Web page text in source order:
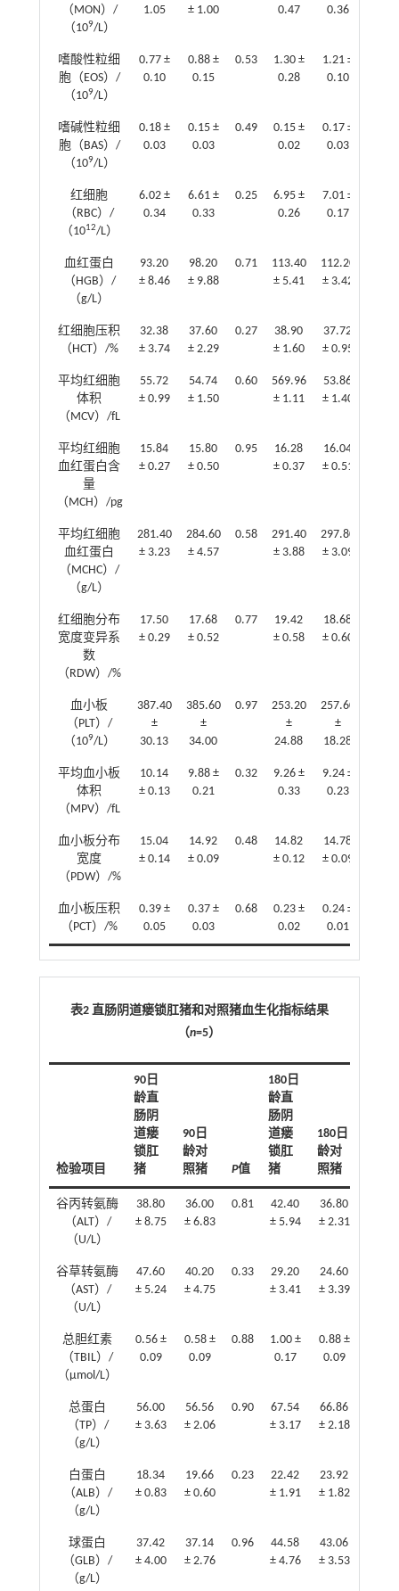
（MON）/
（109/L）
1.05 ± 1.00 0.47 0.36
嗜酸性粒细
胞（EOS）/
（109/L）
0.77 ±
0.10
0.88 ±
0.15
0.53
1.30 ±
0.28
1.21 ±
0.10
嗜碱性粒细
胞（BAS）/
（109/L）
0.18 ±
0.03
0.15 ±
0.03
0.49
0.15 ±
0.02
0.17 ±
0.03
红细胞
（RBC）/
（1012/L）
6.02 ±
0.34
6.61 ±
0.33
0.25
6.95 ±
0.26
7.01 ±
0.17
血红蛋白
（HGB）/
（g/L）
93.20
± 8.46
98.20
± 9.88
0.71
113.40
± 5.41
112.20
± 3.42
红细胞压积
（HCT）/%
32.38
± 3.74
37.60
± 2.29
0.27
38.90
± 1.60
37.72
± 0.95
平均红细胞
体积
（MCV）/fL
55.72
± 0.99
54.74
± 1.50
0.60
569.96
± 1.11
53.86
± 1.40
平均红细胞
血红蛋白含
量
（MCH）/pg
15.84
± 0.27
15.80
± 0.50
0.95
16.28
± 0.37
16.04
± 0.51
平均红细胞
血红蛋白
（MCHC）/
（g/L）
281.40
± 3.23
284.60
± 4.57
0.58
291.40
± 3.88
297.80
± 3.09
红细胞分布
宽度变异系
数
（RDW）/%
17.50
± 0.29
17.68
± 0.52
0.77
19.42
± 0.58
18.68
± 0.60
血小板
（PLT）/
（109/L）
387.40
±
30.13
385.60
±
34.00
0.97
253.20
±
24.88
257.60
±
18.28
平均血小板
体积
（MPV）/fL
10.14
± 0.13
9.88 ±
0.21
0.32
9.26 ±
0.33
9.24 ±
0.23
血小板分布
宽度
（PDW）/%
15.04
± 0.14
14.92
± 0.09
0.48
14.82
± 0.12
14.78
± 0.09
血小板压积
（PCT）/%
0.39 ±
0.05
0.37 ±
0.03
0.68
0.23 ±
0.02
0.24 ±
0.01
表2 直肠阴道瘘锁肛猪和对照猪血生化指标结果
（n=5）
检验项目
90日
龄直
肠阴
道瘘
锁肛
猪
90日
龄对
照猪
P值
180日
龄直
肠阴
道瘘
锁肛
猪
180日
龄对
照猪
谷丙转氨酶
（ALT）/
（U/L）
38.80
± 8.75
36.00
± 6.83
0.81
42.40
± 5.94
36.80
± 2.31
谷草转氨酶
（AST）/
（U/L）
47.60
± 5.24
40.20
± 4.75
0.33
29.20
± 3.41
24.60
± 3.39
总胆红素
（TBIL）/
（ μmol/L）
0.56 ±
0.09
0.58 ±
0.09
0.88
1.00 ±
0.17
0.88 ±
0.09
总蛋白
（TP）/
（g/L）
56.00
± 3.63
56.56
± 2.06
0.90
67.54
± 3.17
66.86
± 2.18
白蛋白
（ALB）/
（g/L）
18.34
± 0.83
19.66
± 0.60
0.23
22.42
± 1.91
23.92
± 1.82
球蛋白
（GLB）/
（g/L）
37.42
± 4.00
37.14
± 2.76
0.96
44.58
± 4.76
43.06
± 3.53